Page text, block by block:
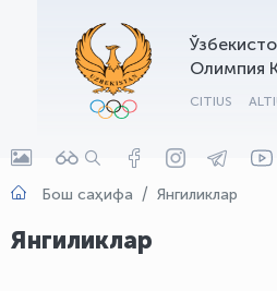
Олимпия
CITIUS
Бош саҳифа Янгиликлар
Янгиликлар
OLYMPCHIK AI - yordamchi
Онлайн · olympic.uz